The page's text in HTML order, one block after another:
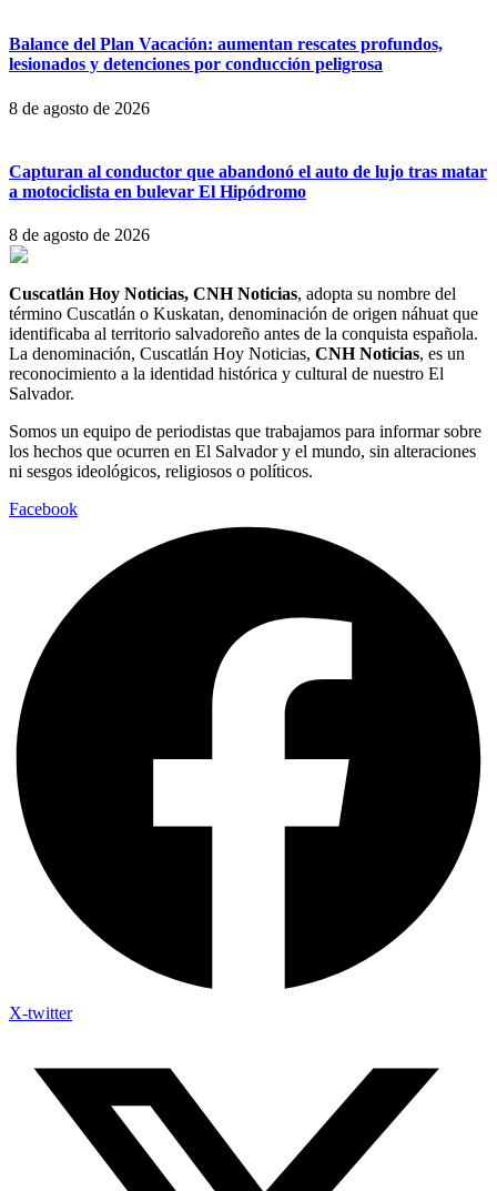
Balance del Plan Vacación: aumentan rescates profundos,
lesionados y detenciones por conducción peligrosa
8 de agosto de 2026
Capturan al conductor que abandonó el auto de lujo tras matar
a motociclista en bulevar El Hipódromo
8 de agosto de 2026
Cuscatlán Hoy Noticias, CNH Noticias, adopta su nombre del
término Cuscatlán o Kuskatan, denominación de origen náhuat que
identificaba al territorio salvadoreño antes de la conquista española.
La denominación, Cuscatlán Hoy Noticias, CNH Noticias, es un
reconocimiento a la identidad histórica y cultural de nuestro El
Salvador.
Somos un equipo de periodistas que trabajamos para informar sobre
los hechos que ocurren en El Salvador y el mundo, sin alteraciones
ni sesgos ideológicos, religiosos o políticos.
Facebook
X-twitter